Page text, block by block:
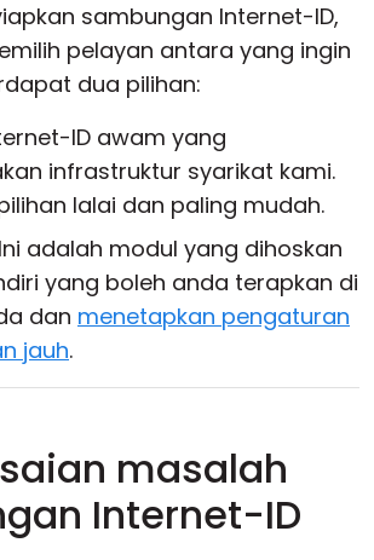
sambungan Internet-ID,
pelayan antara yang ingin
dua pilihan:
ID awam yang
infrastruktur syarikat kami.
lalai dan paling mudah.
Ini adalah modul yang dihoskan
yang boleh anda terapkan di
dan menetapkan pengaturan
jauh.
masalah
Internet-ID